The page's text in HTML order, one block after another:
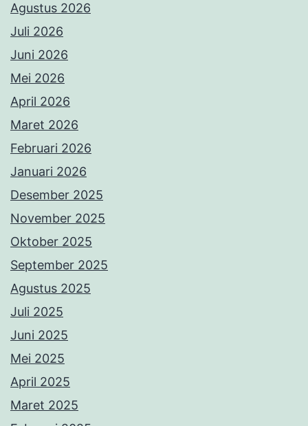
Agustus 2026
Juli 2026
Juni 2026
Mei 2026
April 2026
Maret 2026
Februari 2026
Januari 2026
Desember 2025
November 2025
Oktober 2025
September 2025
Agustus 2025
Juli 2025
Juni 2025
Mei 2025
April 2025
Maret 2025